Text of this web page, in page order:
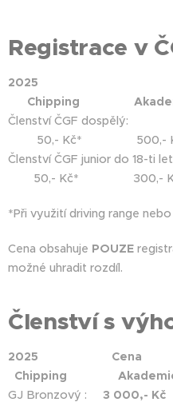
Registrace v
2025
Chipping
Členství ČGF
50,- Kč* 500,-
Členství ČGF junior
50,- Kč* 300,-
*Při využití driving range
Cena obsahuje POUZE
možné uhradit rozdíl.
Členství s
2025 Cena
Chipping
GJ Bronzový : 3 000,- Kč